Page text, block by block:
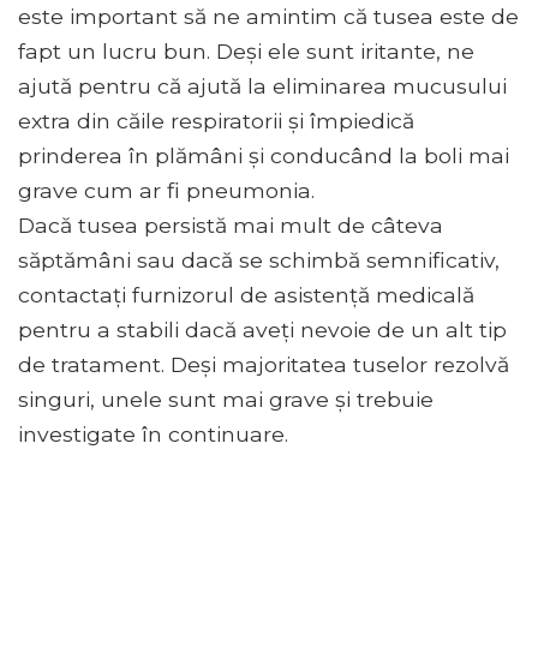
este important să ne amintim că tusea este de
fapt un lucru bun. Deși ele sunt iritante, ne
ajută pentru că ajută la eliminarea mucusului
extra din căile respiratorii și împiedică
prinderea în plămâni și conducând la boli mai
grave cum ar fi pneumonia.
Dacă tusea persistă mai mult de câteva
săptămâni sau dacă se schimbă semnificativ,
contactați furnizorul de asistență medicală
pentru a stabili dacă aveți nevoie de un alt tip
de tratament. Deși majoritatea tuselor rezolvă
singuri, unele sunt mai grave și trebuie
investigate în continuare.